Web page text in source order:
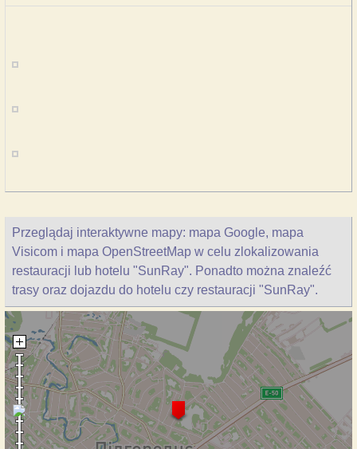
Przeglądaj interaktywne mapy: mapa Google, mapa
Visicom i mapa OpenStreetMap w celu zlokalizowania
restauracji lub hotelu "SunRay". Ponadto można znaleźć
trasy oraz dojazdu do hotelu czy restauracji "SunRay".